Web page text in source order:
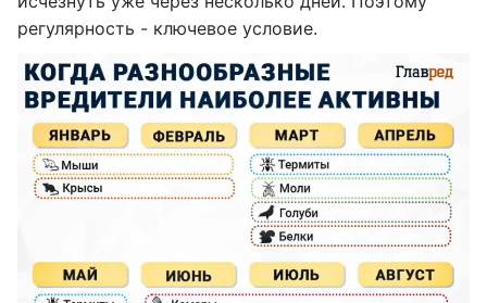
регулярность - ключевое условие.